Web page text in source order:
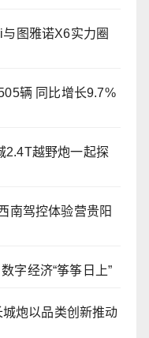
图雅诺X6实力圈
辆 同比增长9.7%
2.4T越野炮一起探
南驾控体验营贵阳
字经济“筝筝日上”
炮以品类创新推动